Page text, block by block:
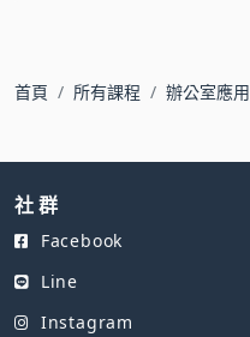
首頁 所有課程
辦公室應用
社 群
Facebook
Line
Instagram